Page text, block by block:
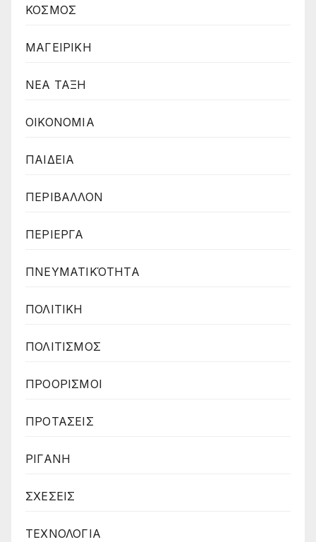
ΚΟΣΜΟΣ
ΜΑΓΕΙΡΙΚΗ
ΝΕΑ ΤΑΞΗ
ΟΙΚΟΝΟΜΙΑ
ΠΑΙΔΕΙΑ
ΠΕΡΙΒΑΛΛΟΝ
ΠΕΡΙΕΡΓΑ
ΠΝΕΥΜΑΤΙΚΌΤΗΤΑ
ΠΟΛΙΤΙΚΗ
ΠΟΛΙΤΙΣΜΟΣ
ΠΡΟΟΡΙΣΜΟΙ
ΠΡΟΤΑΣΕΙΣ
ΡΙΓΑΝΗ
ΣΧΕΣΕΙΣ
ΤΕΧΝΟΛΟΓΙΑ